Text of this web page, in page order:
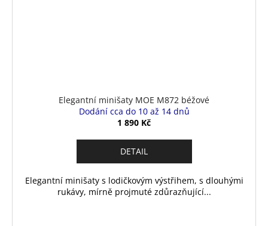
Elegantní minišaty MOE M872 béžové
Dodání cca do 10 až 14 dnů
1 890 Kč
DETAIL
Elegantní minišaty s lodičkovým výstřihem, s dlouhými
rukávy, mírně projmuté zdůrazňující...